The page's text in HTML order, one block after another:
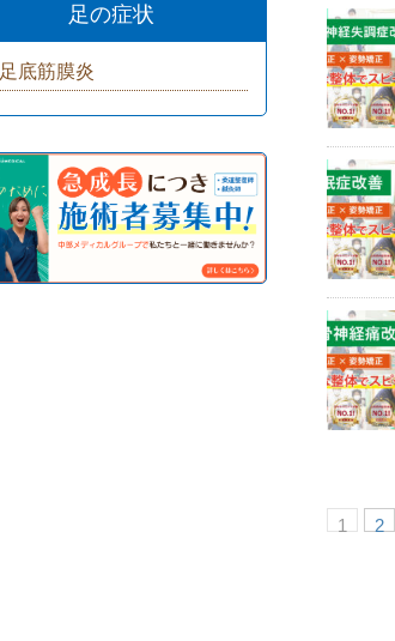
1 2
足の症状
足底筋膜炎